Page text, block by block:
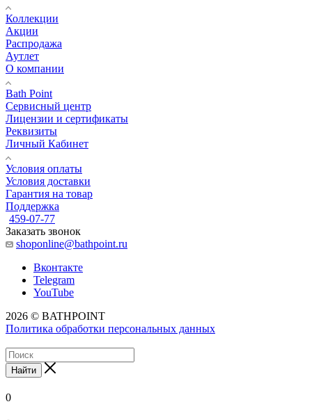
Коллекции
Акции
Распродажа
Аутлет
О компании
Bath Point
Сервисный центр
Лицензии и сертификаты
Реквизиты
Личный Кабинет
Условия оплаты
Условия доставки
Гарантия на товар
Поддержка
459-07-77
Заказать звонок
shoponline@bathpoint.ru
Вконтакте
Telegram
YouTube
2026 © BATHPOINT
Политика обработки персональных данных
Найти
0